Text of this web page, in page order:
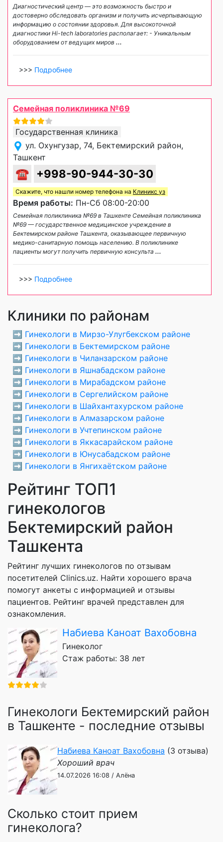
Диагностический центр — это возможность быстро и
достоверно обследовать организм и получить исчерпывающую
информацию о состоянии здоровья. Для высокоточной
диагностики Hi-tech laboratories располагает: - Уникальным
оборудованием от ведущих миров ...
>>> Подробнее
Семейная поликлиника №69
Государственная клиника
ул. Охунгузар, 74, Бектемирский район,
Ташкент
☎ +998-90-944-30-30
Скажите, что нашли номер телефона на Клиникс уз
Время работы: Пн-Сб 08:00-20:00
Семейная поликлиника №69 в Ташкенте Семейная поликлиника
№69 — государственное медицинское учреждение в
Бектемирском районе Ташкента, оказывающее первичную
медико-санитарную помощь населению. В поликлинике
пациенты могут получить первичную консульта ...
>>> Подробнее
Клиники по районам
➡️ Гинекологи в Мирзо-Улугбекском районе
➡️ Гинекологи в Бектемирском районе
➡️ Гинекологи в Чиланзарском районе
➡️ Гинекологи в Яшнабадском районе
➡️ Гинекологи в Мирабадском районе
➡️ Гинекологи в Сергелийском районе
➡️ Гинекологи в Шайхантахурском районе
➡️ Гинекологи в Алмазарском районе
➡️ Гинекологи в Учтепинском районе
➡️ Гинекологи в Яккасарайском районе
➡️ Гинекологи в Юнусабадском районе
➡️ Гинекологи в Янгихаётском районе
Рейтинг ТОП1
гинекологов
Бектемирский район
Ташкента
Рейтинг лучших гинекологов по отзывам
посетителей Clinics.uz. Найти хорошего врача
помогут анкеты с информацией и отзывы
пациентов. Рейтинг врачей представлен для
ознакомления.
Набиева Каноат Вахобовна
Гинеколог
Стаж работы: 38 лет
Гинекологи Бектемирский район
в Ташкенте - последние отзывы
Набиева Каноат Вахобовна (3 отзыва)
Хороший врач
14.07.2026 16:08 / Алёна
Сколько стоит прием
гинеколога?